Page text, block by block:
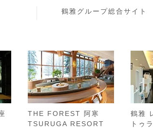
鶴雅グループ総合サイト
THE FOREST 阿寒
TSURUGA RESORT
鶴雅
トゥ